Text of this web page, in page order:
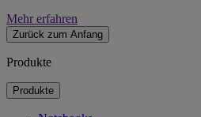
Mehr erfahren
Zurück zum Anfang
Produkte
Produkte